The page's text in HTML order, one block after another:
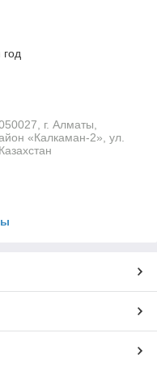
г. Алматы,
«Калкаман-2», ул.